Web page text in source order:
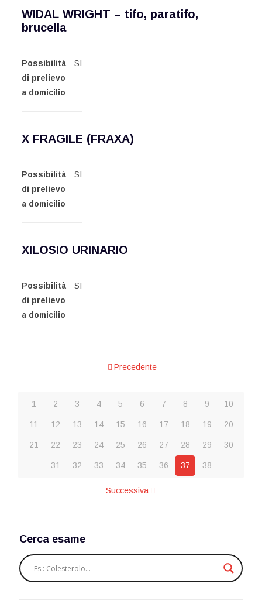
WIDAL WRIGHT – tifo, paratifo,
brucella
Possibilità
di prelievo
a domicilio
SI
X FRAGILE (FRAXA)
Possibilità
di prelievo
a domicilio
SI
XILOSIO URINARIO
Possibilità
di prelievo
a domicilio
SI
Precedente
1 2 3 4 5 6 7 8 9 10
11 12 13 14 15 16 17 18 19 20
21 22 23 24 25 26 27 28 29 30
31 32 33 34 35 36 37 38
Successiva
Cerca esame